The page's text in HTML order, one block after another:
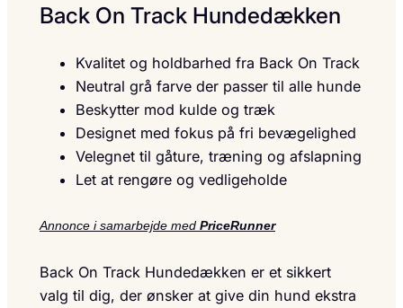
Back On Track Hundedækken
Kvalitet og holdbarhed fra Back On Track
Neutral grå farve der passer til alle hunde
Beskytter mod kulde og træk
Designet med fokus på fri bevægelighed
Velegnet til gåture, træning og afslapning
Let at rengøre og vedligeholde
Annonce i samarbejde med PriceRunner
Back On Track Hundedækken er et sikkert
valg til dig, der ønsker at give din hund ekstra